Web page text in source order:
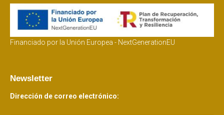
Financiado por la Unión Europea - NextGenerationEU
Newsletter
Dirección de correo electrónico: